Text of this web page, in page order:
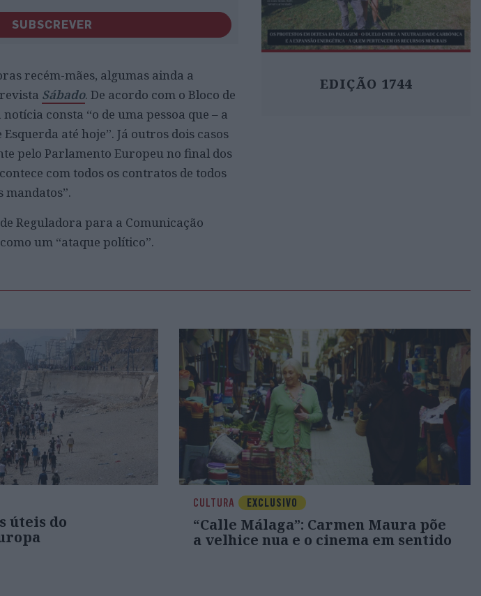
SUBSCREVER
recém-mães, algumas ainda a
Sábado. De acordo com o Bloco de
consta “o de uma pessoa que – a
até hoje”. Já outros dois casos
pelo Parlamento Europeu no final dos
com todos os contratos de todos
mandatos”.
Reguladora para a Comunicação
um “ataque político”.
EDIÇÃO 1744
úteis do
CULTURA EXCLUSIVO
“Calle Málaga”: Carmen Maura põe
a velhice nua e o cinema em sentido